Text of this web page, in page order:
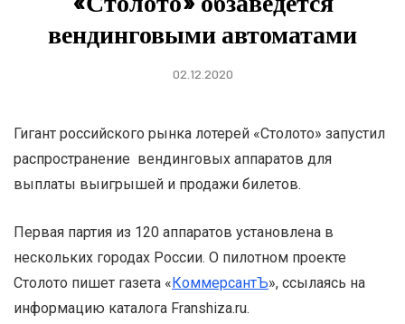
вендинговыми автоматами
02.12.2020
Гигант российского рынка лотерей «Столото» запустил
распространение вендинговых аппаратов для
выплаты выигрышей и продажи билетов.
Первая партия из 120 аппаратов установлена в
нескольких городах России. О пилотном проекте
Столото пишет газета «КоммерсантЪ», ссылаясь на
информацию каталога Franshiza.ru.